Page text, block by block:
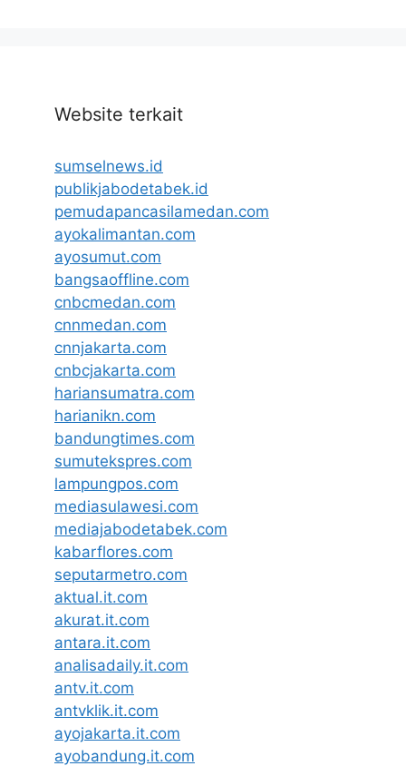
Website terkait
sumselnews.id
publikjabodetabek.id
pemudapancasilamedan.com
ayokalimantan.com
ayosumut.com
bangsaoffline.com
cnbcmedan.com
cnnmedan.com
cnnjakarta.com
cnbcjakarta.com
hariansumatra.com
harianikn.com
bandungtimes.com
sumutekspres.com
lampungpos.com
mediasulawesi.com
mediajabodetabek.com
kabarflores.com
seputarmetro.com
aktual.it.com
akurat.it.com
antara.it.com
analisadaily.it.com
antv.it.com
antvklik.it.com
ayojakarta.it.com
ayobandung.it.com